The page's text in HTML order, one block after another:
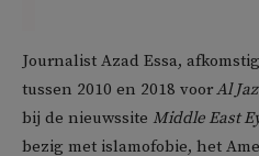
Journalist Azad Essa,
tussen 2010 en 2018 voorAl
bij de nieuwssite Middle East
bezig met islamofobie, het